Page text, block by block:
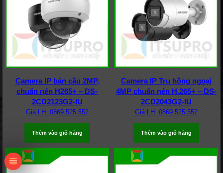
Camera IP bán cầu 2MP,
chuẩn nén H265+ – DS-
2CD2123G2-IU
Giá LH: 0869 525 552
Thêm vào giỏ hàng
Camera IP Trụ hồng ngoại
4MP chuẩn nén H.265+ – DS-
2CD2043G2-IU
Giá LH: 0869 525 552
Thêm vào giỏ hàng